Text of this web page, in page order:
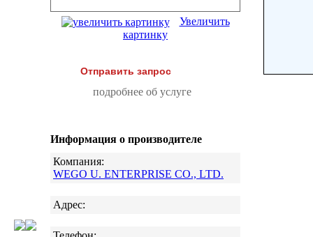
Увеличить
картинку
Отправить запрос
подробнее об услуге
Информация о производителе
Компания:
WEGO U. ENTERPRISE CO., LTD.
Адрес: